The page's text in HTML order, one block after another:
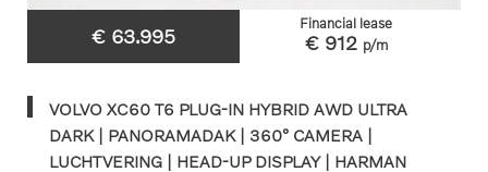
€ 63.995
Financial lease
€ 912 p/m
VOLVO XC60 T6 PLUG-IN HYBRID AWD ULTRA
DARK | PANORAMADAK | 360° CAMERA |
LUCHTVERING | HEAD-UP DISPLAY | HARMAN